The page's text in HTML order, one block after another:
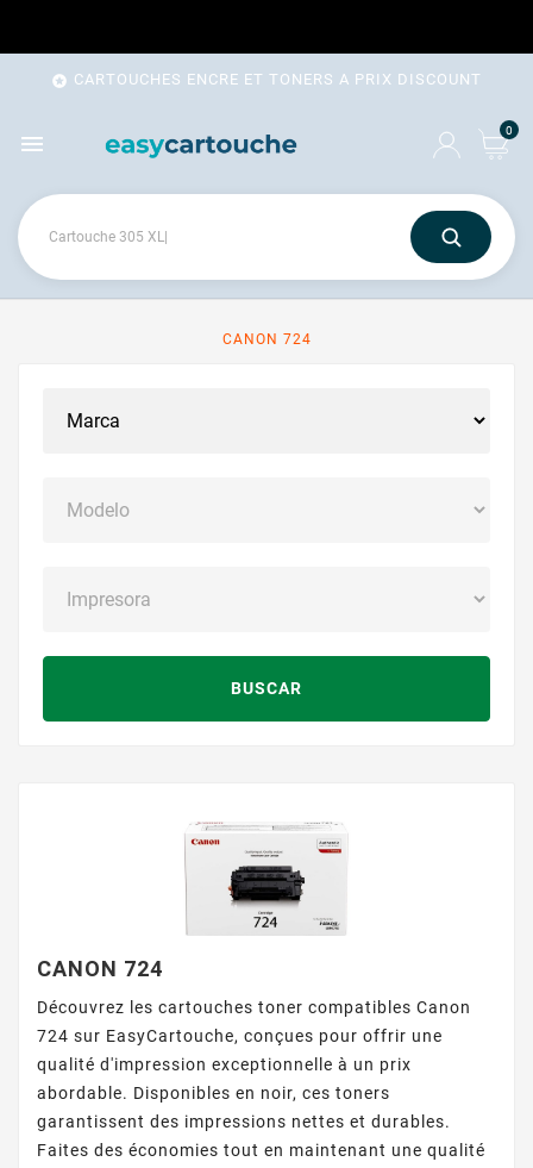
 CARTOUCHES ENCRE ET TONERS A PRIX DISCOUNT
 0
CANON 724
BUSCAR
CANON 724
Découvrez les cartouches toner compatibles Canon
724 sur EasyCartouche, conçues pour offrir une
qualité d'impression exceptionnelle à un prix
abordable. Disponibles en noir, ces toners
garantissent des impressions nettes et durables.
Faites des économies tout en maintenant une qualité